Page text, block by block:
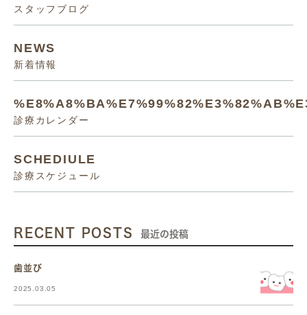
スタッフブログ
NEWS
新着情報
診療カレンダー
SCHEDIULE
診療スケジュール
RECENT POSTS 最近の投稿
歯並び
2025.03.05